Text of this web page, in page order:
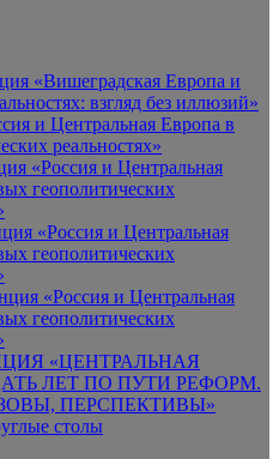
«Вишеградская Европа и
взгляд без иллюзий»
и Центральная Европа в
реальностях»
«Россия и Центральная
геополитических
«Россия и Центральная
геополитических
«Россия и Центральная
геополитических
«ЦЕНТРАЛЬНАЯ
ЛЕТ ПО ПУТИ РЕФОРМ.
ПЕРСПЕКТИВЫ»
столы